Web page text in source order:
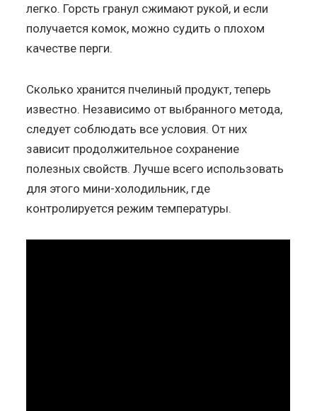
легко. Горсть гранул сжимают рукой, и если
получается комок, можно судить о плохом
качестве перги.
Сколько хранится пчелиный продукт, теперь
известно. Независимо от выбранного метода,
следует соблюдать все условия. От них
зависит продолжительное сохранение
полезных свойств. Лучше всего использовать
для этого мини-холодильник, где
контролируется режим температуры.